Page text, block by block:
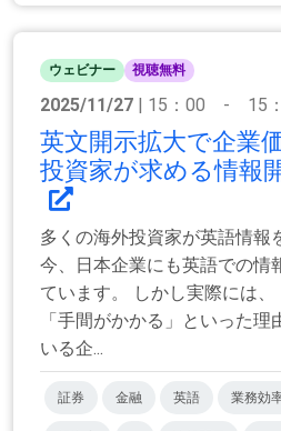
ウェビナー 視聴無料
2025/11/27 | 15：00 - 15
英文開示拡大で企業
投資家が求める情報
多くの海外投資家が英語情報
今、日本企業にも英語での情
ています。 しかし実際には、
「手間がかかる」といった
いる企...
証券 金融 英語 業務効